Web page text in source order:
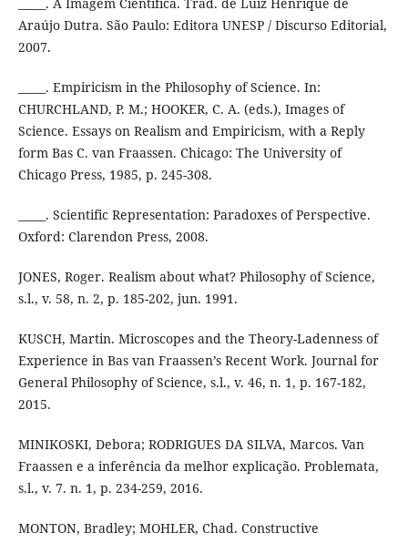
Araújo Dutra. São Paulo: Editora UNESP / Discurso Editorial,
2007.
_____. Empiricism in the Philosophy of Science. In:
CHURCHLAND, P. M.; HOOKER, C. A. (eds.), Images of
Science. Essays on Realism and Empiricism, with a Reply
form Bas C. van Fraassen. Chicago: The University of
Chicago Press, 1985, p. 245-308.
_____. Scientific Representation: Paradoxes of Perspective.
Oxford: Clarendon Press, 2008.
JONES, Roger. Realism about what? Philosophy of Science,
s.l., v. 58, n. 2, p. 185-202, jun. 1991.
KUSCH, Martin. Microscopes and the Theory-Ladenness of
Experience in Bas van Fraassen’s Recent Work. Journal for
General Philosophy of Science, s.l., v. 46, n. 1, p. 167-182,
2015.
MINIKOSKI, Debora; RODRIGUES DA SILVA, Marcos. Van
Fraassen e a inferência da melhor explicação. Problemata,
s.l., v. 7. n. 1, p. 234-259, 2016.
MONTON, Bradley; MOHLER, Chad. Constructive